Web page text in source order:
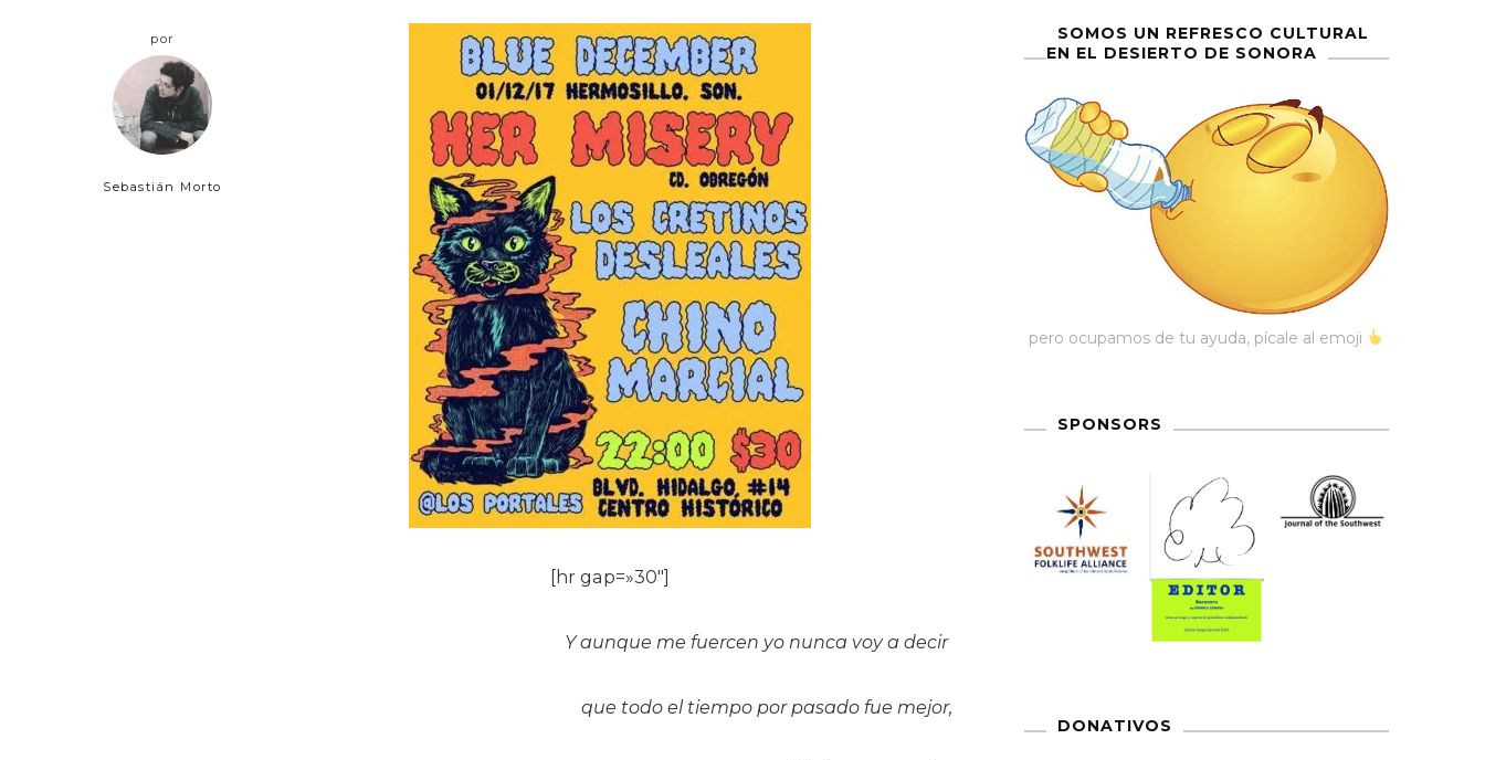
por
Sebastián Morto
[hr gap=»30″]
Y aunque me fuercen yo nunca voy a decir
que todo el tiempo por pasado fue mejor,
SOMOS UN REFRESCO CULTURAL
EN EL DESIERTO DE SONORA
pero ocupamos de tu ayuda, pícale al emoji
SPONSORS
DONATIVOS